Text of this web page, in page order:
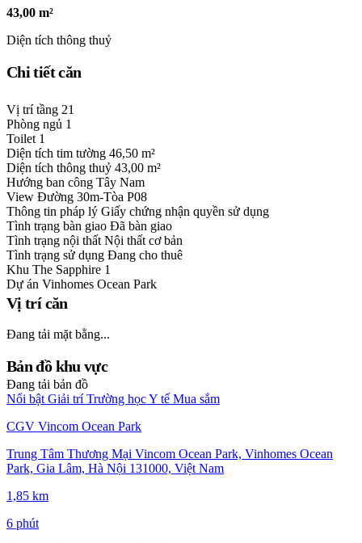
43,00 m²
Diện tích thông thuỷ
Chi tiết căn
Vị trí tầng 21
Phòng ngủ 1
Toilet 1
Diện tích tim tường 46,50 m²
Diện tích thông thuỷ 43,00 m²
Hướng ban công Tây Nam
View Đường 30m-Tòa P08
Thông tin pháp lý Giấy chứng nhận quyền sử dụng
Tình trạng bàn giao Đã bàn giao
Tình trạng nội thất Nội thất cơ bản
Tình trạng sử dụng Đang cho thuê
Khu The Sapphire 1
Dự án Vinhomes Ocean Park
Vị trí căn
Đang tải mặt bằng...
Bản đồ khu vực
Đang tải bản đồ
Nổi bật Giải trí Trường họcY tế Mua sắm
CGV Vincom Ocean Park
Trung Tâm Thương Mại Vincom Ocean Park, Vinhomes Ocean
Park, Gia Lâm, Hà Nội 131000, Việt Nam
1,85 km
6 phút